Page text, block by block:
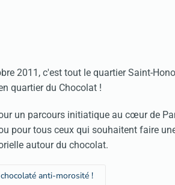
2011, c'est tout le quartier Saint-
quartier du Chocolat !
un parcours initiatique au cœur de
pour tous ceux qui souhaitent faire
autour du chocolat.
anti-morosité !